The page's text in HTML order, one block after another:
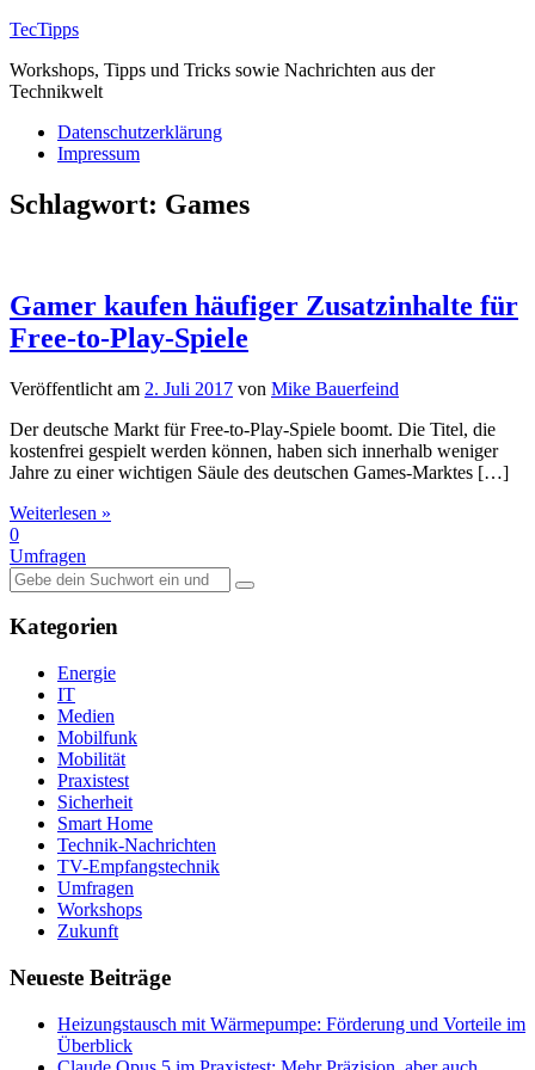
Zum
springen
TecTipps
Workshops, Tipps und Tricks sowie Nachrichten aus der
Technikwelt
Datenschutzerklärung
Impressum
Schlagwort: Games
Gamer kaufen häufiger Zusatzinhalte für
Free-to-Play-Spiele
Veröffentlicht am 2. Juli 2017 von Mike Bauerfeind
Der deutsche Markt für Free-to-Play-Spiele boomt. Die Titel, die
kostenfrei gespielt werden können, haben sich innerhalb weniger
Jahre zu einer wichtigen Säule des deutschen Games-Marktes […]
Weiterlesen »
0
Umfragen
Suche
nach:
Kategorien
Energie
IT
Medien
Mobilfunk
Mobilität
Praxistest
Sicherheit
Smart Home
Technik-Nachrichten
TV-Empfangstechnik
Umfragen
Workshops
Zukunft
Neueste Beiträge
Heizungstausch mit Wärmepumpe: Förderung und Vorteile im
Überblick